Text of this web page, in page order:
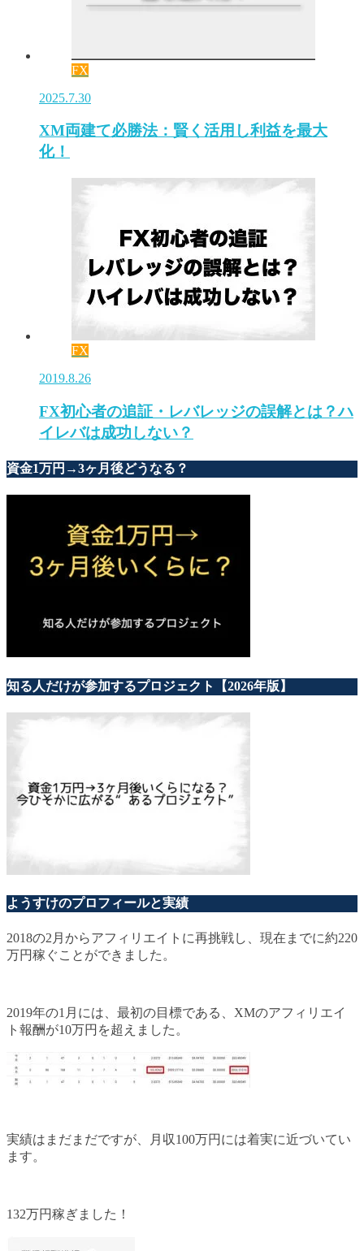
FX
2025.7.30
XM両建て必勝法：賢く活用し利益を最大
化！
FX
2019.8.26
FX初心者の追証・レバレッジの誤解とは？ハ
イレバは成功しない？
資金1万円→3ヶ月後どうなる？
知る人だけが参加するプロジェクト【2026年版】
ようすけのプロフィールと実績
2018の2月からアフィリエイトに再挑戦し、現在までに約220
万円稼ぐことができました。
2019年の1月には、最初の目標である、XMのアフィリエイ
ト報酬が10万円を超えました。
実績はまだまだですが、月収100万円には着実に近づいてい
ます。
132万円稼ぎました！